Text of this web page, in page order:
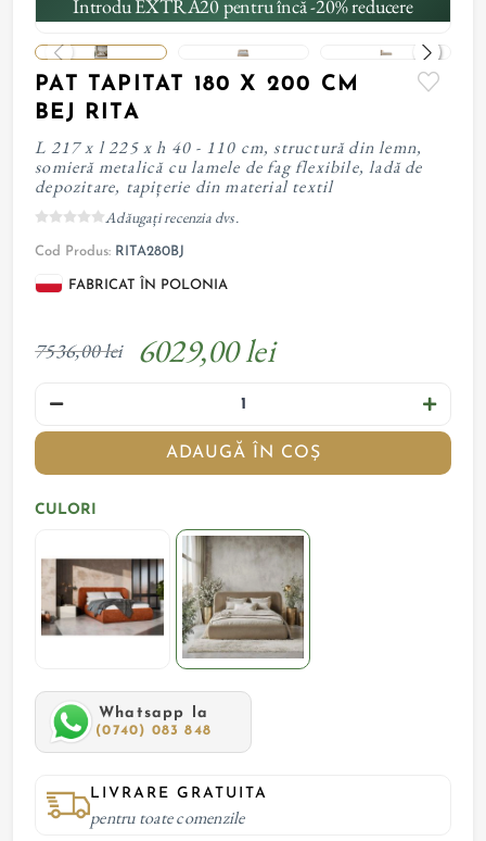
Introdu EXTRA20 pentru încă -20% reducere
PAT TAPITAT 180 X 200 CM
BEJ RITA
L 217 x l 225 x h 40 - 110 cm, structură din lemn,
somieră metalică cu lamele de fag flexibile, ladă de
depozitare, tapițerie din material textil
Adăugați recenzia dvs.
Cod Produs: RITA280BJ
FABRICAT ÎN POLONIA
7536,00 lei 6029,00 lei
ADAUGĂ ÎN COȘ
CULORI
Whatsapp la
(0740) 083 848
LIVRARE GRATUITA
pentru toate comenzile